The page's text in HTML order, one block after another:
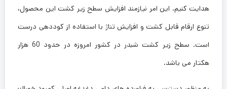
هدایت کنیم. این امر نیازمند افزایش سطح زیر کشت این محصول،
تنوع ارقام قابل کشت و افزایش تناژ با استفاده از کوددهی درست
است. سطح زیر کشت شبدر در کشور امروزه در حدود 60 هزار
هکتار می باشد.